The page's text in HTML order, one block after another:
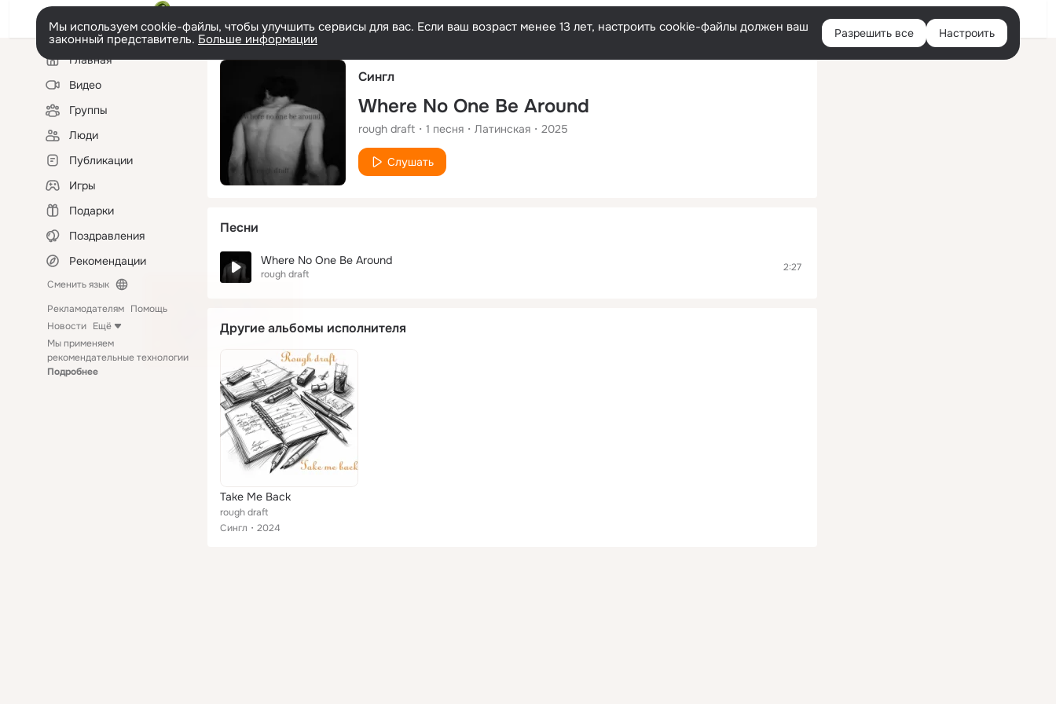
Русский Войти
Мы используем cookie-файлы, чтобы улучшить сервисы для вас. Если ваш возраст менее 13 лет, настроить cookie-файлы должен ваш
законный представитель. Больше информации Разрешить все Настроить
Левая
колонкаГлавная
Видео
Группы
Люди
Публикации
Игры
Подарки
Поздравления
Рекомендации
Сменить язык
Рекламодателям Помощь
Новости Ещё
Мы применяем
рекомендательные технологии
Подробнее
Сингл
Where No One Be Around
rough draft 1 песня Латинская 2025
Слушать
Песни
Where No One Be Around
rough draft
2:27
Другие альбомы исполнителя
Take Me Back
rough draft
Сингл
2024